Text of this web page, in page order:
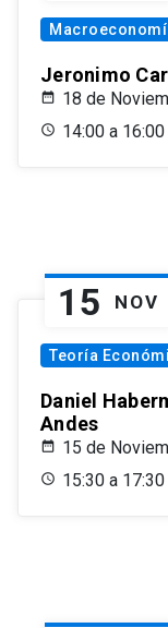
Jeronimo
18 de
14:00 a 16:00
15 NOV
Teoría
Daniel
Andes
15 de
15:30 a 17:30